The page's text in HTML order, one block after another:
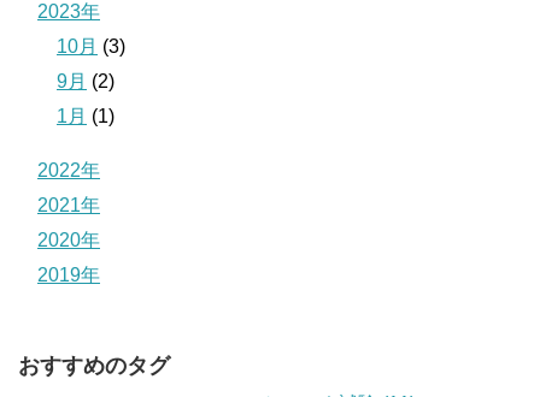
2023年
10月 (3)
9月 (2)
1月 (1)
2022年
2021年
2020年
2019年
おすすめのタグ